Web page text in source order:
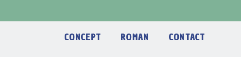
au
CONCEPT ROMAN CONTACT